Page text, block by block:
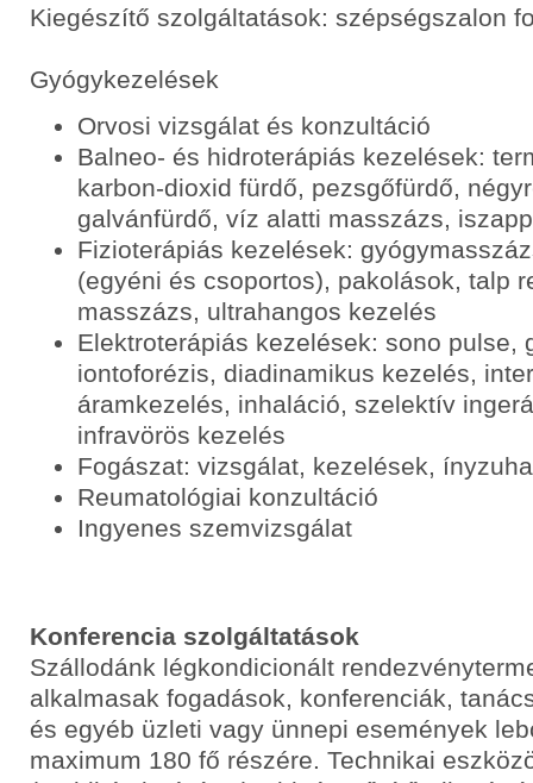
Kiegészítő szolgáltatások: szépségszalon
Gyógykezelések
Orvosi vizsgálat és konzultáció
Balneo- és hidroterápiás kezelések:
karbon-dioxid fürdő, pezsgőfürdő,
galvánfürdő, víz alatti masszázs,
Fizioterápiás kezelések:
(egyéni és csoportos), pakolások, talp
masszázs, ultrahangos kezelés
Elektroterápiás kezelések: sono pulse,
iontoforézis, diadinamikus kezelés,
áramkezelés, inhaláció, szelektív
infravörös kezelés
Fogászat: vizsgálat, kezelések,
Reumatológiai konzultáció
Ingyenes szemvizsgálat
Konferencia szolgáltatások
Szállodánk légkondicionált
alkalmasak fogadások, konferenciák,
és egyéb üzleti vagy ünnepi események
maximum 180 fő részére. Technikai